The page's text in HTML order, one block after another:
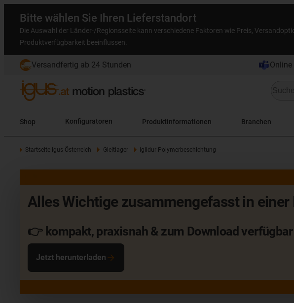
Bitte wählen Sie Ihren Lieferstandort
Die Auswahl der Länder-/Regionsseite kann verschiedene Faktoren wie Preis,
Produktverfügbarkeit beeinflussen.
Versandfertig ab 24 Stunden
Shop Konfiguratoren Produktinformationen Branchen
Startseite igus Österreich Gleitlager Iglidur Polymerbeschichtung
Alles Wichtige zusammengefasst in einer
👉 kompakt, praxisnah & zum Download verfügbar
Jetzt herunterladen